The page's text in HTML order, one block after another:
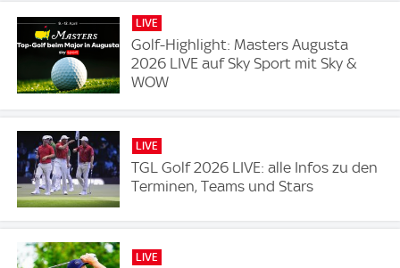
LIVE
Golf-Highlight: Masters Augusta
2026 LIVE auf Sky Sport mit Sky &
WOW
LIVE
TGL Golf 2026 LIVE: alle Infos zu den
Terminen, Teams und Stars
LIVE